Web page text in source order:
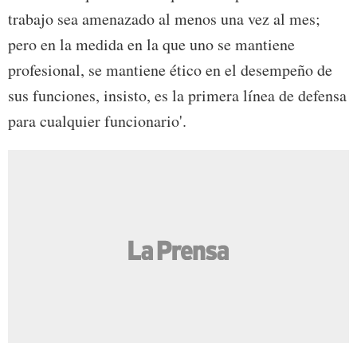
trabajo sea amenazado al menos una vez al mes;
pero en la medida en la que uno se mantiene
profesional, se mantiene ético en el desempeño de
sus funciones, insisto, es la primera línea de defensa
para cualquier funcionario'.